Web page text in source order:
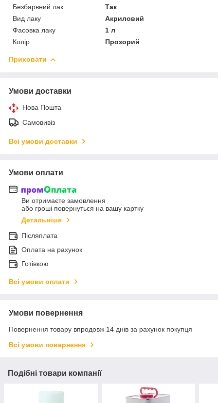
Безбарвний лак
Так
Вид лаку
Акриловий
Фасовка лаку
1 л
Колір
Прозорий
Приховати
Умови доставки
Нова Пошта
Самовивіз
Всі умови доставки
Умови оплати
Ви отримаєте замовлення
або гроші повернуться на вашу картку
Детальніше
Післяплата
Оплата на рахунок
Готівкою
Всі умови оплати
Умови повернення
Повернення товару впродовж 14 днів за рахунок покупця
Всі умови повернення
Подібні товари компанії